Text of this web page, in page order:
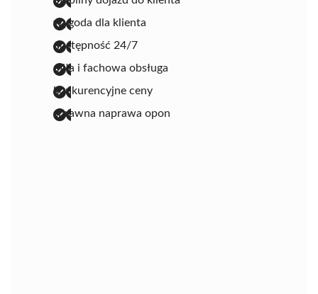
wygoda dla klienta
dostępność 24/7
miła i fachowa obsługa
konkurencyjne ceny
sprawna naprawa opon